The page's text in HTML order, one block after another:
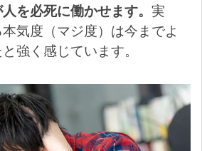
を必死に働かせます。 実
気度（マジ度）は今までよ
強く感じています。